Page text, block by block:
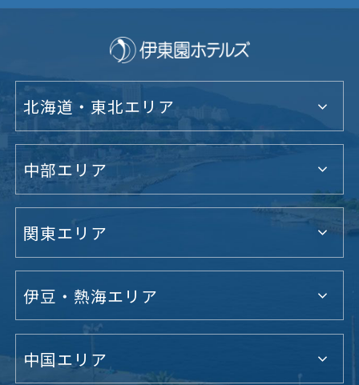
北海道・東北エリア
中部エリア
関東エリア
伊豆・熱海エリア
中国エリア